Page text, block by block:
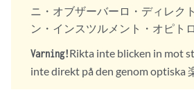
ニ・オブザーバーロ・ディレク
ン・インスツルメント・オピト
Varning!Rikta inte blicken in mot
inte direkt på den genom optiska